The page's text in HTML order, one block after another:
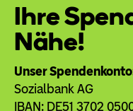
Ihre
Nähe!
Unser
Sozialbank AG
IBAN: DE51 3702